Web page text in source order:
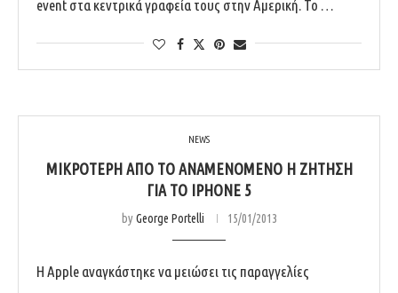
event στα κεντρικά γραφεία τους στην Αμερική. Το …
NEWS
ΜΙΚΡΌΤΕΡΗ ΑΠΌ ΤΟ ΑΝΑΜΕΝΌΜΕΝΟ Η ΖΉΤΗΣΗ
ΓΙΑ ΤΟ IPHONE 5
byGeorge Portelli 15/01/2013
H Apple αναγκάστηκε να μειώσει τις παραγγελίες